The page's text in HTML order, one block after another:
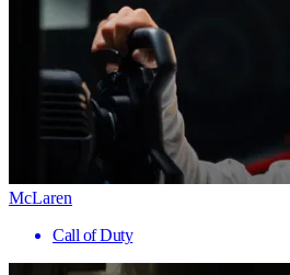
McLaren
Call of Duty